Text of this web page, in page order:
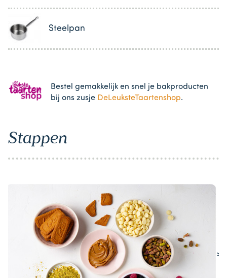
Steelpan
Bestel gemakkelijk en snel je bakproducten
bij ons zusje DeLeuksteTaartenshop.
Stappen
>